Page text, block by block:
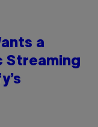
a
Streaming